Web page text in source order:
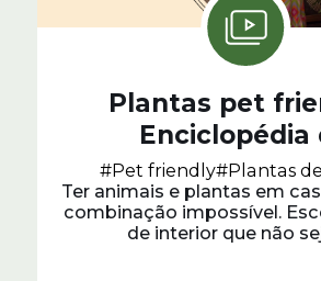
Plantas pet
Enciclopédia
Jardinagem
#Pet friendly#Plantas
Ter animais e plantas em
combinação impossível.
de interior que não